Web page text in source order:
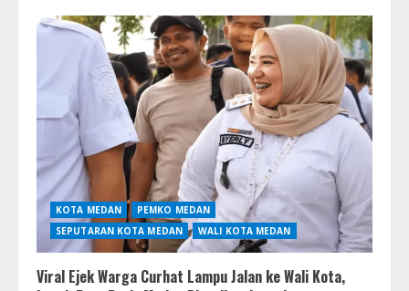
KOTA MEDAN
PEMKO MEDAN
SEPUTARAN KOTA MEDAN
WALI KOTA MEDAN
Viral Ejek Warga Curhat Lampu Jalan ke Wali Kota,